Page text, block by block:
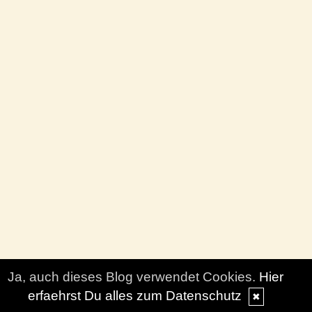
Ja, auch dieses Blog verwendet Cookies. Hier
erfaehrst Du alles zum Datenschutz
✖